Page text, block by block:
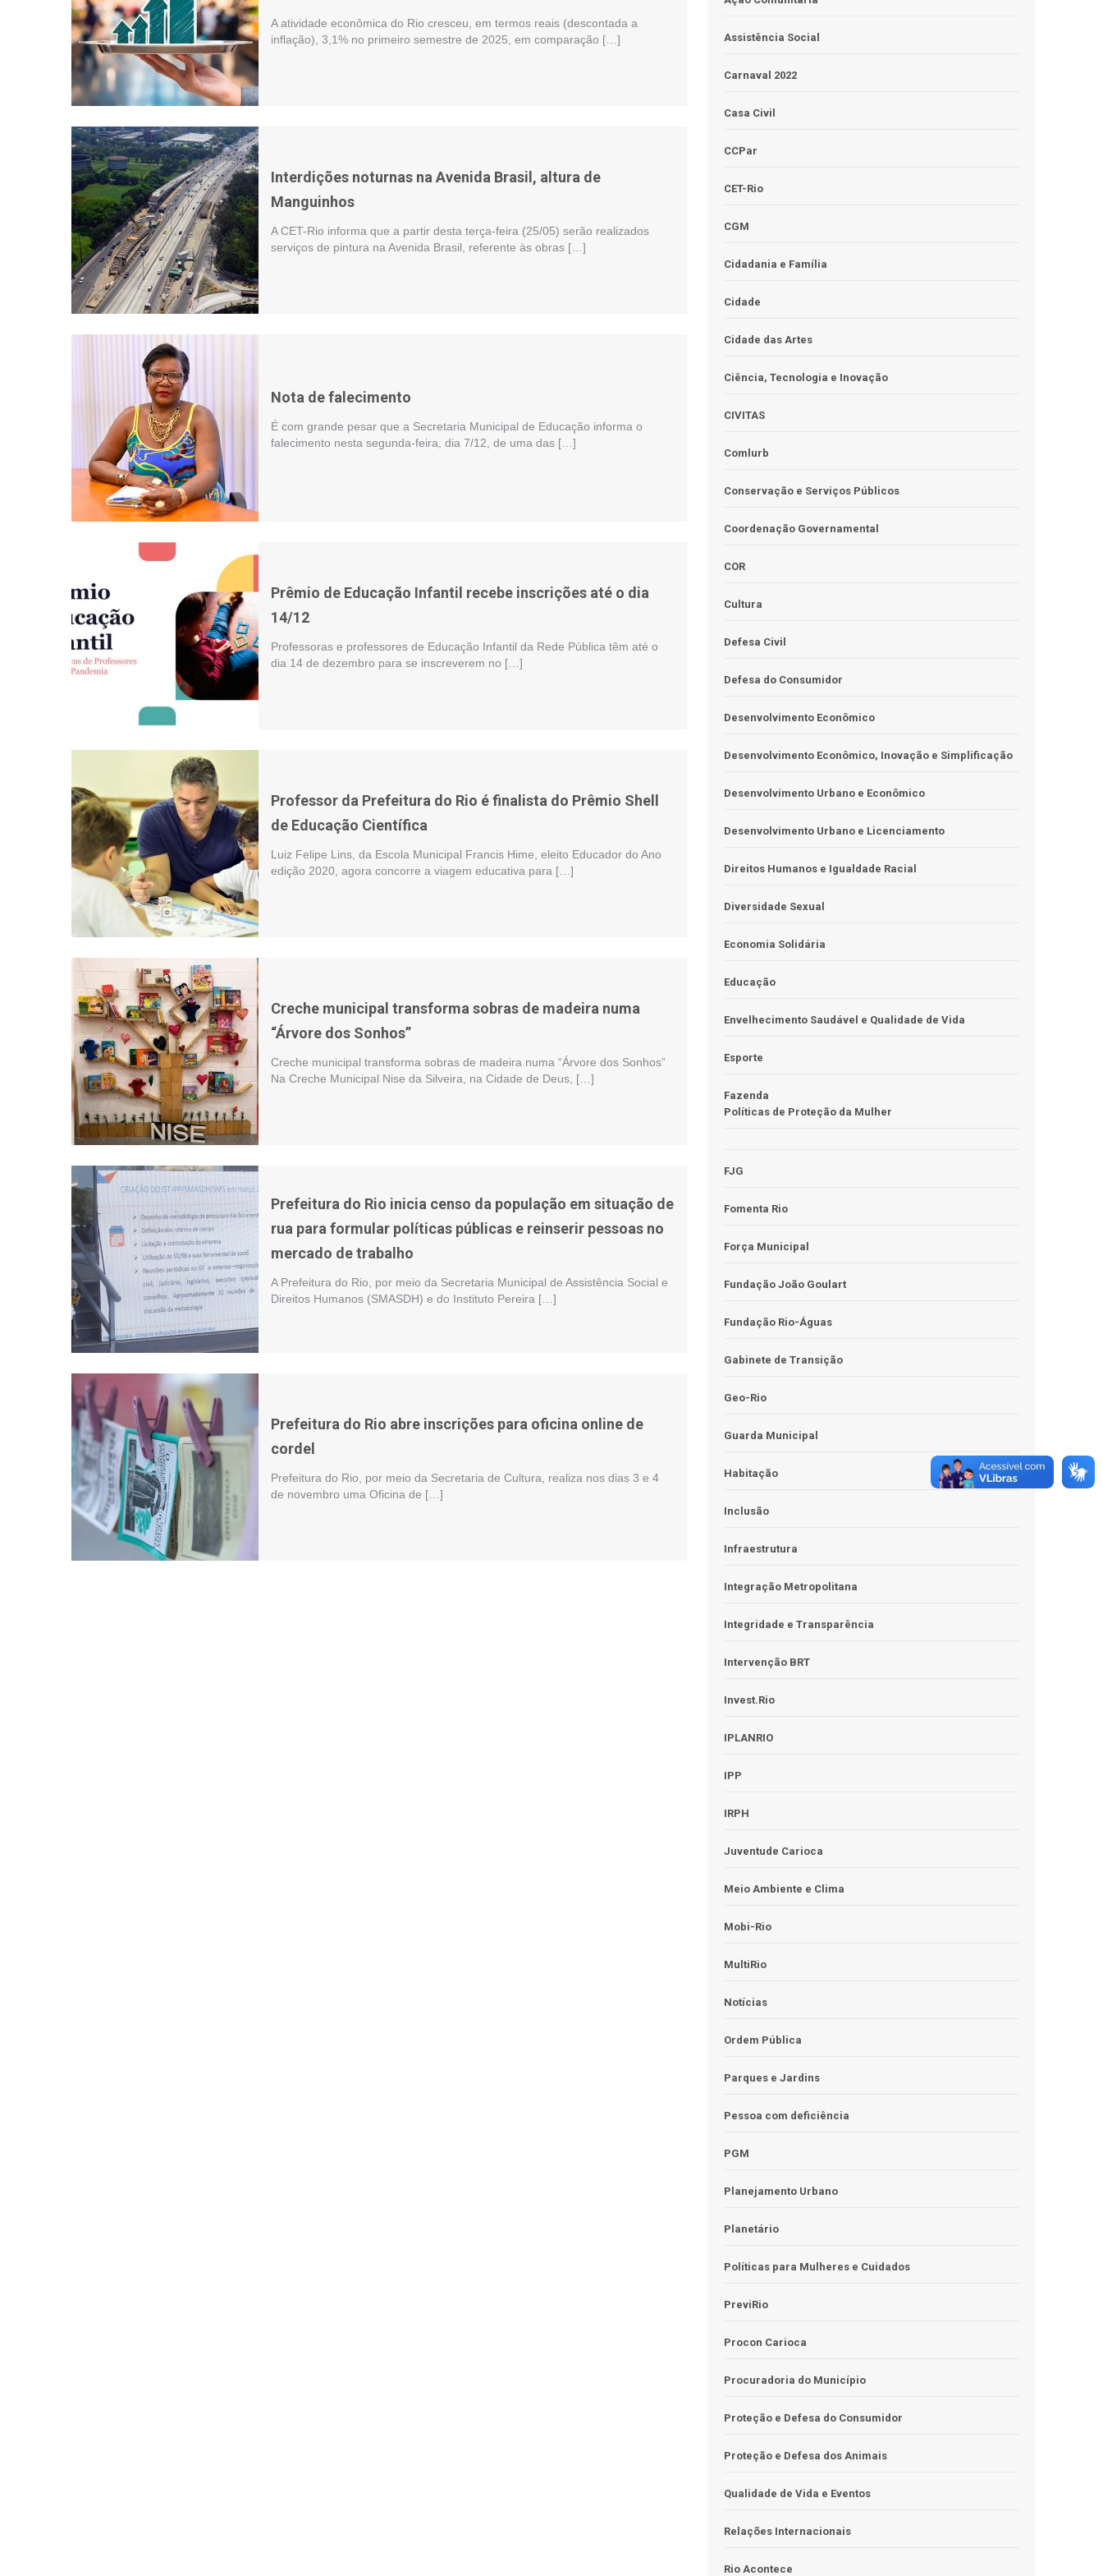
A atividade econômica do Rio cresceu, em termos reais (descontada a
inflação), 3,1% no primeiro semestre de 2025, em comparação […]
Interdições noturnas na Avenida Brasil, altura de
Manguinhos
A CET-Rio informa que a partir desta terça-feira (25/05) serão realizados
serviços de pintura na Avenida Brasil, referente às obras […]
Nota de falecimento
É com grande pesar que a Secretaria Municipal de Educação informa o
falecimento nesta segunda-feira, dia 7/12, de uma das […]
Prêmio de Educação Infantil recebe inscrições até o dia
14/12
Professoras e professores de Educação Infantil da Rede Pública têm até o
dia 14 de dezembro para se inscreverem no […]
Professor da Prefeitura do Rio é finalista do Prêmio Shell
de Educação Científica
Luiz Felipe Lins, da Escola Municipal Francis Hime, eleito Educador do Ano
edição 2020, agora concorre a viagem educativa para […]
Creche municipal transforma sobras de madeira numa
“Árvore dos Sonhos”
Creche municipal transforma sobras de madeira numa “Árvore dos Sonhos”
Na Creche Municipal Nise da Silveira, na Cidade de Deus, […]
Prefeitura do Rio inicia censo da população em situação de
rua para formular políticas públicas e reinserir pessoas no
mercado de trabalho
A Prefeitura do Rio, por meio da Secretaria Municipal de Assistência Social e
Direitos Humanos (SMASDH) e do Instituto Pereira […]
Prefeitura do Rio abre inscrições para oficina online de
cordel
Prefeitura do Rio, por meio da Secretaria de Cultura, realiza nos dias 3 e 4
de novembro uma Oficina de […]
Assistência Social
Carnaval 2022
Casa Civil
CCPar
CET-Rio
CGM
Cidadania e Família
Cidade
Cidade das Artes
Ciência, Tecnologia e Inovação
CIVITAS
Comlurb
Conservação e Serviços Públicos
Coordenação Governamental
COR
Cultura
Defesa Civil
Defesa do Consumidor
Desenvolvimento Econômico
Desenvolvimento Econômico, Inovação e Simplificação
Desenvolvimento Urbano e Econômico
Desenvolvimento Urbano e Licenciamento
Direitos Humanos e Igualdade Racial
Diversidade Sexual
Economia Solidária
Educação
Envelhecimento Saudável e Qualidade de Vida
Esporte
Fazenda
Políticas de Proteção da Mulher
FJG
Fomenta Rio
Força Municipal
Fundação João Goulart
Fundação Rio-Águas
Gabinete de Transição
Geo-Rio
Guarda Municipal
Habitação
Inclusão
Infraestrutura
Integração Metropolitana
Integridade e Transparência
Intervenção BRT
Invest.Rio
IPLANRIO
IPP
IRPH
Juventude Carioca
Meio Ambiente e Clima
Mobi-Rio
MultiRio
Notícias
Ordem Pública
Parques e Jardins
Pessoa com deficiência
PGM
Planejamento Urbano
Planetário
Políticas para Mulheres e Cuidados
PreviRio
Procon Carioca
Procuradoria do Município
Proteção e Defesa do Consumidor
Proteção e Defesa dos Animais
Qualidade de Vida e Eventos
Relações Internacionais
Rio Acontece